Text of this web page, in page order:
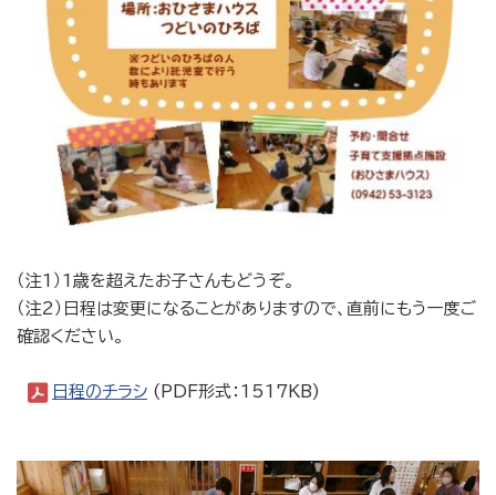
（注1）1歳を超えたお子さんもどうぞ。
（注2）日程は変更になることがありますので、直前にもう一度ご
確認ください。
日程のチラシ (PDF形式：1517KB)